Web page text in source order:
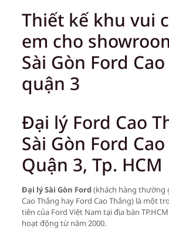
Thiết kế khu vui
em cho
Sài Gòn Ford
quận 3
Đại lý Ford Cao
Sài Gòn Ford
Quận 3, Tp. HCM
Đại lý Sài Gòn Ford(khách hàng thường
Cao Thắng hay Ford Cao Thắng) là một
tiên của Ford Việt Nam tại địa bàn
hoạt động từ năm 2000.